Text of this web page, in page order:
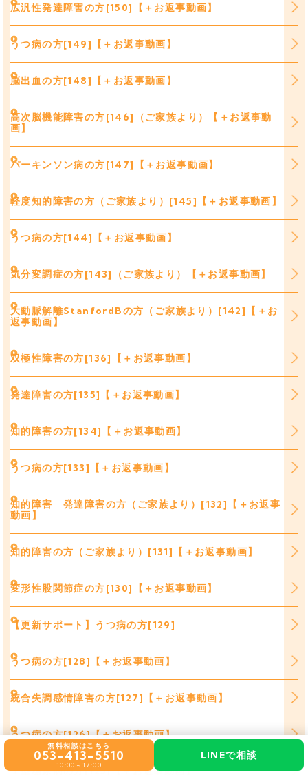
広汎性発達障害の方[150]【＋お返事動画】
うつ病の方[149]【＋お返事動画】
脳出血の方[148]【＋お返事動画】
高次脳機能障害の方[146]（ご家族より）【＋お返事動
画】
パーキンソン病の方[147]【＋お返事動画】
軽度知的障害の方（ご家族より）[145]【＋お返事動画】
うつ病の方[144]【＋お返事動画】
気分変調症の方[143]（ご家族より）【＋お返事動画】
大動脈解離StanfordBの方（ご家族より）[142]【＋お
返事動画】
双極性障害の方[136]【＋お返事動画】
発達障害の方[135]【＋お返事動画】
知的障害の方[134]【＋お返事動画】
うつ病の方[133]【＋お返事動画】
知的障害 発達障害の方（ご家族より）[132]【＋お返事
動画】
知的障害の方（ご家族より）[131]【＋お返事動画】
変形性股関節症の方[130]【＋お返事動画】
【更新サポート】うつ病の方[129]
うつ病の方[128]【＋お返事動画】
統合失調感情障害の方[127]【＋お返事動画】
うつ病の方[126]【＋お返事動画】
１型糖尿病の方[125]【＋お返事動画】
無料相談はこちら
053-413-5510
10:00～17:00
LINEで相談